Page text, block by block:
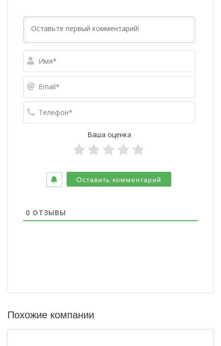
Ваша оценка
0 ОТЗЫВЫ
Похожие компании